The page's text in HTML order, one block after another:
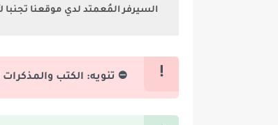
السيرفر المُعمتد لدي موقعنا
⛔ تنويه: الكتب